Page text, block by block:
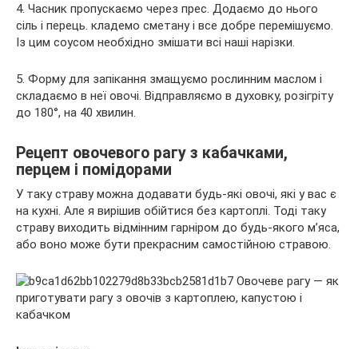
4. Часник пропускаємо через прес. Додаємо до нього
сіль і перець. кладемо сметану і все добре перемішуємо.
Із цим соусом необхідно змішати всі наші нарізки.
5. Форму для запікання змащуємо рослинним маслом і
складаємо в неї овочі. Відправляємо в духовку, розігріту
до 180°, на 40 хвилин.
Рецепт овочевого рагу з кабачками,
перцем і помідорами
У таку страву можна додавати будь-які овочі, які у вас є
на кухні. Але я вирішив обійтися без картоплі. Тоді таку
страву виходить відмінним гарніром до будь-якого м’яса,
або воно може бути прекрасним самостійною стравою.